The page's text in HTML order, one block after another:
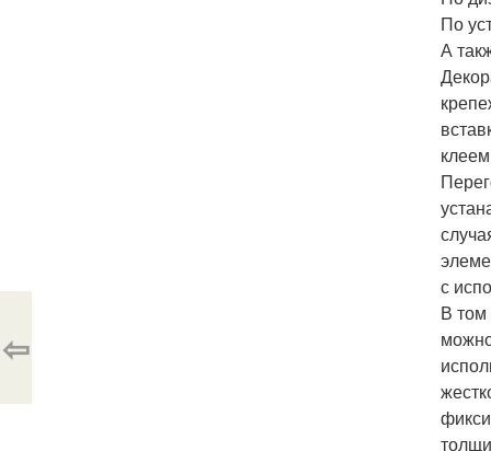
По
А
с
В том
⇦